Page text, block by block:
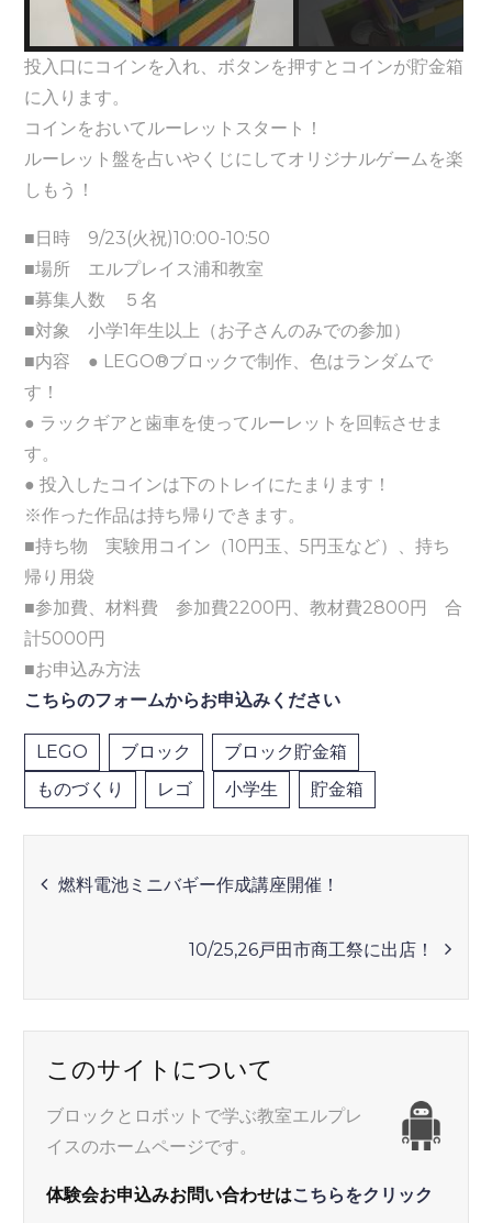
投入口にコインを入れ、ボタンを押すとコインが貯金箱
に入ります。
コインをおいてルーレットスタート！
ルーレット盤を占いやくじにしてオリジナルゲームを楽
しもう！
■日時 9/23(火祝)10:00-10:50
■場所 エルプレイス浦和教室
■募集人数 ５名
■対象 小学1年生以上（お子さんのみでの参加）
■内容 ● LEGO®ブロックで制作、色はランダムで
す！
● ラックギアと歯車を使ってルーレットを回転させま
す。
● 投入したコインは下のトレイにたまります！
※作った作品は持ち帰りできます。
■持ち物 実験用コイン（10円玉、5円玉など）、持ち
帰り用袋
■参加費、材料費 参加費2200円、教材費2800円 合
計5000円
■お申込み方法
こちらのフォームからお申込みください
LEGO ブロック
ブロック貯金箱
ものづくり
レゴ 小学生 貯金箱
投
ナ
ビ
ゲ
ー
燃料電池ミニバギー作成講座開催！
10/25,26戸田市商工祭に出店！
このサイトについて
ブロックとロボットで学ぶ教室エルプレ
イスのホームページです。
体験会お申込みお問い合わせはこちらをクリック